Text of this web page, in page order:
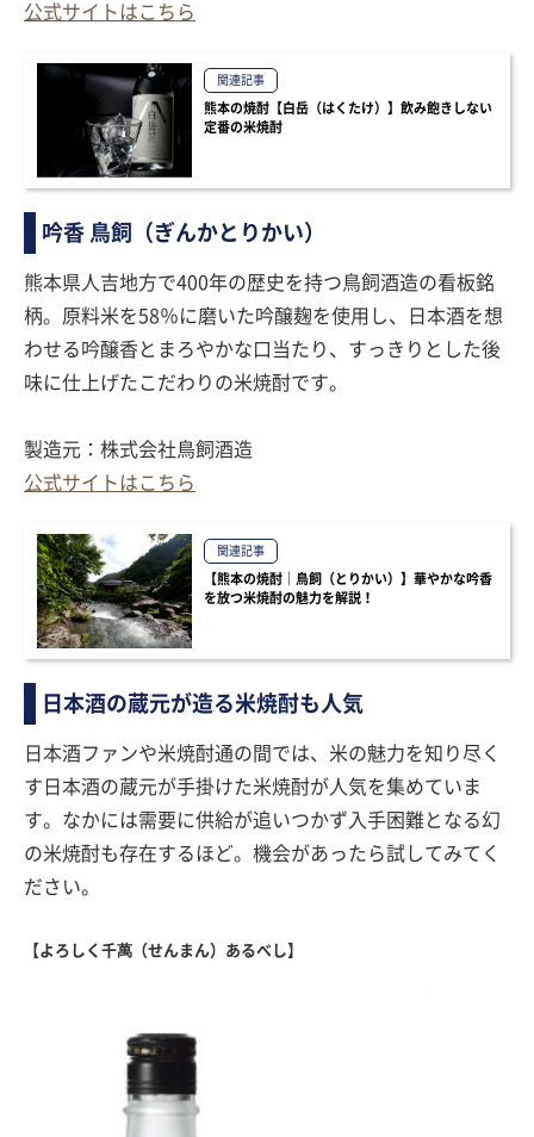
公式サイトはこちら
関連記事
熊本の焼酎【白岳（はくたけ）】飲み飽きしない
定番の米焼酎
吟香 鳥飼（ぎんかとりかい）
熊本県人吉地方で400年の歴史を持つ鳥飼酒造の看板銘
柄。原料米を58％に磨いた吟醸麹を使用し、日本酒を想
わせる吟醸香とまろやかな口当たり、すっきりとした後
味に仕上げたこだわりの米焼酎です。
製造元：株式会社鳥飼酒造
公式サイトはこちら
関連記事
【熊本の焼酎｜鳥飼（とりかい）】華やかな吟香
を放つ米焼酎の魅力を解説！
日本酒の蔵元が造る米焼酎も人気
日本酒ファンや米焼酎通の間では、米の魅力を知り尽く
す日本酒の蔵元が手掛けた米焼酎が人気を集めていま
す。なかには需要に供給が追いつかず入手困難となる幻
の米焼酎も存在するほど。機会があったら試してみてく
ださい。
【よろしく千萬（せんまん）あるべし】